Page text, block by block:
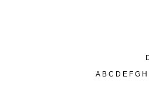
A B C D E F G H